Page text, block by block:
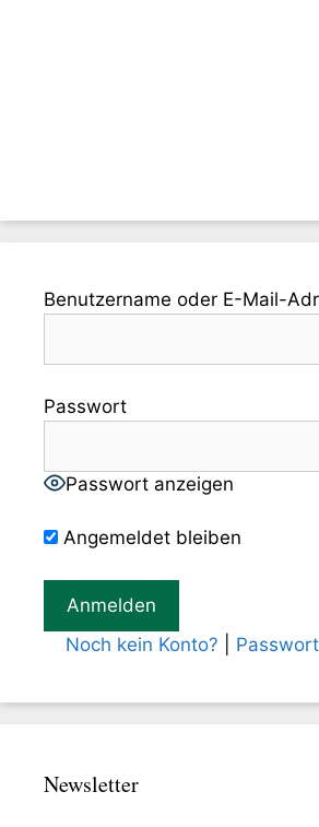
Benutzername oder E-Mail-
Passwort
Passwort anzeigen
Angemeldet bleiben
Noch kein Konto?
Newsletter